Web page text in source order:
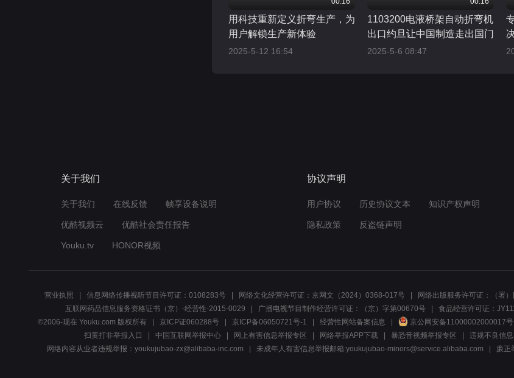
用科技重新定义折弯生产，为
用户解锁生产新体验
2025-5-12 16:54
1103200电液桥架自动折弯机
出口约旦让中国制造走出国门
2025-5-6 08:47
关于我们
关于我们 在线反馈 帧享设备说明
优酷视频云 优酷社会责任报告
Youku.tv HONOR视频
协议声明
用户协议 历史协议文本 知识产权声明
隐私政策 反盗链声明
营业执照 信息网络传播视听节目许可证：0108283号 网络文化经营许可证：京网文（2024）0368-017号 网络出版服务许可证：（署
互联网药品信息服务资格证书（京）-经营性-2015-0029
广播电视节目制作经营许可证：（京）字第00670号 食品经营许可证：
©2006-现在 Youku.com 版权所有
京ICP证060288号 京ICP备06050721号-1 经营性网站备案信息 京公网安备11000002000017号
扫黄打非举报入口
中国互联网举报中心 网上有害信息举报专区 网络举报APP下载 暴恐音视频举报专区
违规不良信
网络内容从业者违规举报：youkujubao-zx@alibaba-inc.com
未成年人有害信息举报邮箱:youkujubao-minors@service.alibaba.com 廉正